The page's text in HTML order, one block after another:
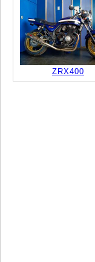
ZRX400